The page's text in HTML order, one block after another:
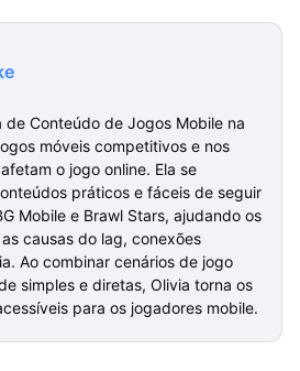
de Conteúdo de Jogos Mobile na
móveis competitivos e nos
o jogo online. Ela se
práticos e fáceis de seguir
Mobile e Brawl Stars, ajudando os
causas do lag, conexões
Ao combinar cenários de jogo
simples e diretas, Olivia torna os
para os jogadores mobile.